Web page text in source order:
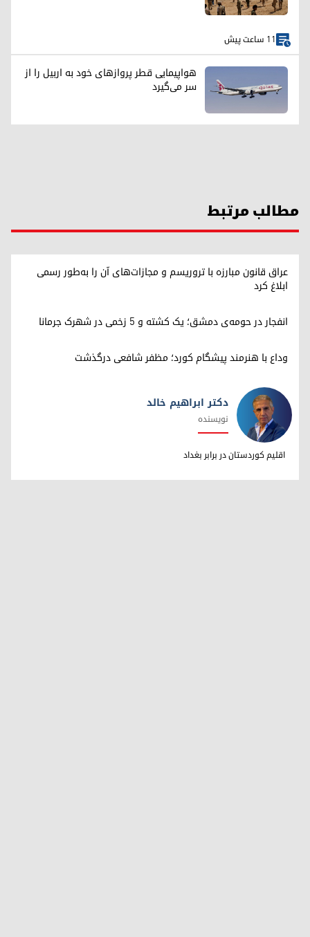
11 ساعت پیش
هواپیمایی قطر پروازهای خود به اربیل را از
سر می‌گیرد
مطالب مرتبط
عراق قانون مبارزه با تروریسم و مجازات‌های آن را به‌طور رسمی
ابلاغ کرد
انفجار در حومه‌ی دمشق؛ یک کشته و ۵ زخمی در شهرک جرمانا
وداع با هنرمند پیشگام کورد؛ مظفر شافعی درگذشت
دکتر ابراهیم خالد
دکتر ابراهیم خالد
نویسنده
اقلیم کوردستان در برابر بغداد